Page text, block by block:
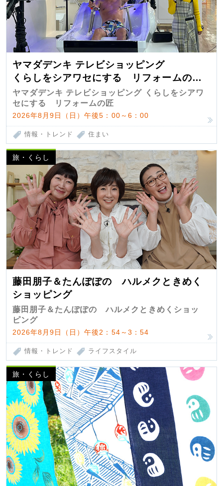
ヤマダデンキ テレビショッピング
くらしをシアワセにする リフォームの
匠 第7弾
ヤマダデンキ テレビショッピング くらしをシアワ
セにする リフォームの匠
2026年8月9日（日）午後5：00～6：00
情報・トレンド 住まい
旅・くらし
藤田朋子＆たんぽぽの ハルメクときめく
ショッピング
藤田朋子＆たんぽぽの ハルメクときめくショッ
ピング
2026年8月9日（日）午後2：54～3：54
情報・トレンド ライフスタイル
旅・くらし